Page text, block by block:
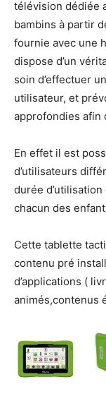
télévision dédiée
bambins à partir
fournie avec une
dispose d’un
soin d’effectuer
utilisateur, et
approfondies afin
En effet il est
d’utilisateurs
durée
chacun des
Cette tablette
contenu pré
d’applications (
animés,contenus